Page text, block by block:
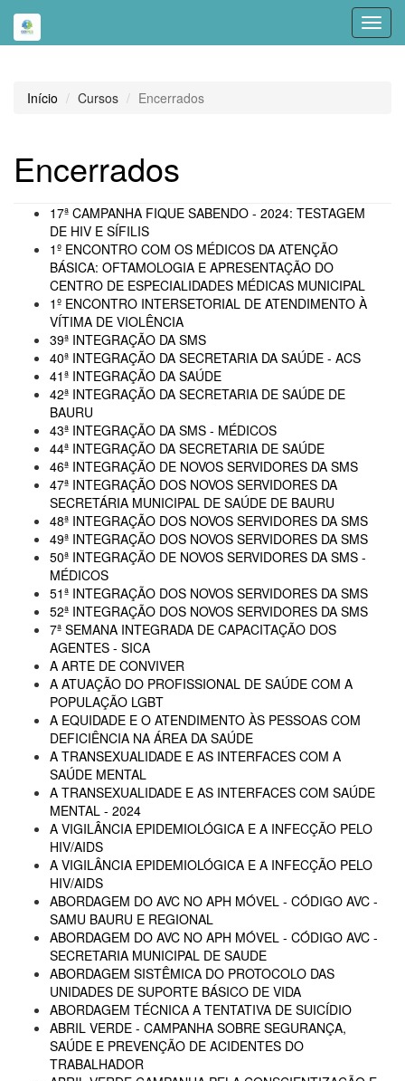
Início Cursos Encerrados
Encerrados
17ª CAMPANHA FIQUE SABENDO - 2024: TESTAGEM
DE HIV E SÍFILIS
1º ENCONTRO COM OS MÉDICOS DA ATENÇÃO
BÁSICA: OFTAMOLOGIA E APRESENTAÇÃO DO
CENTRO DE ESPECIALIDADES MÉDICAS MUNICIPAL
1º ENCONTRO INTERSETORIAL DE ATENDIMENTO À
VÍTIMA DE VIOLÊNCIA
39ª INTEGRAÇÃO DA SMS
40ª INTEGRAÇÃO DA SECRETARIA DA SAÚDE - ACS
41ª INTEGRAÇÃO DA SAÚDE
42ª INTEGRAÇÃO DA SECRETARIA DE SAÚDE DE
BAURU
43ª INTEGRAÇÃO DA SMS - MÉDICOS
44ª INTEGRAÇÃO DA SECRETARIA DE SAÚDE
46ª INTEGRAÇÃO DE NOVOS SERVIDORES DA SMS
47ª INTEGRAÇÃO DOS NOVOS SERVIDORES DA
SECRETÁRIA MUNICIPAL DE SAÚDE DE BAURU
48ª INTEGRAÇÃO DOS NOVOS SERVIDORES DA SMS
49ª INTEGRAÇÃO DOS NOVOS SERVIDORES DA SMS
50ª INTEGRAÇÃO DE NOVOS SERVIDORES DA SMS -
MÉDICOS
51ª INTEGRAÇÃO DOS NOVOS SERVIDORES DA SMS
52ª INTEGRAÇÃO DOS NOVOS SERVIDORES DA SMS
7ª SEMANA INTEGRADA DE CAPACITAÇÃO DOS
AGENTES - SICA
A ARTE DE CONVIVER
A ATUAÇÃO DO PROFISSIONAL DE SAÚDE COM A
POPULAÇÃO LGBT
A EQUIDADE E O ATENDIMENTO ÀS PESSOAS COM
DEFICIÊNCIA NA ÁREA DA SAÚDE
A TRANSEXUALIDADE E AS INTERFACES COM A
SAÚDE MENTAL
A TRANSEXUALIDADE E AS INTERFACES COM SAÚDE
MENTAL - 2024
A VIGILÂNCIA EPIDEMIOLÓGICA E A INFECÇÃO PELO
HIV/AIDS
A VIGILÂNCIA EPIDEMIOLÓGICA E A INFECÇÃO PELO
HIV/AIDS
ABORDAGEM DO AVC NO APH MÓVEL - CÓDIGO AVC -
SAMU BAURU E REGIONAL
ABORDAGEM DO AVC NO APH MÓVEL - CÓDIGO AVC -
SECRETARIA MUNICIPAL DE SAUDE
ABORDAGEM SISTÊMICA DO PROTOCOLO DAS
UNIDADES DE SUPORTE BÁSICO DE VIDA
ABORDAGEM TÉCNICA A TENTATIVA DE SUICÍDIO
ABRIL VERDE - CAMPANHA SOBRE SEGURANÇA,
SAÚDE E PREVENÇÃO DE ACIDENTES DO
TRABALHADOR